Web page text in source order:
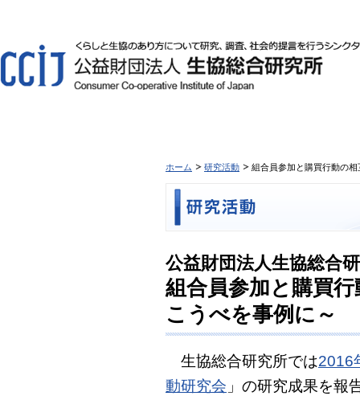
ホーム 研究活動 組合員参加と購買行動の
公益財団法人生協総合
組合員参加と購買
こうべを事例に～
生協総合研究所では2016
動研究会 」の研究成果を報